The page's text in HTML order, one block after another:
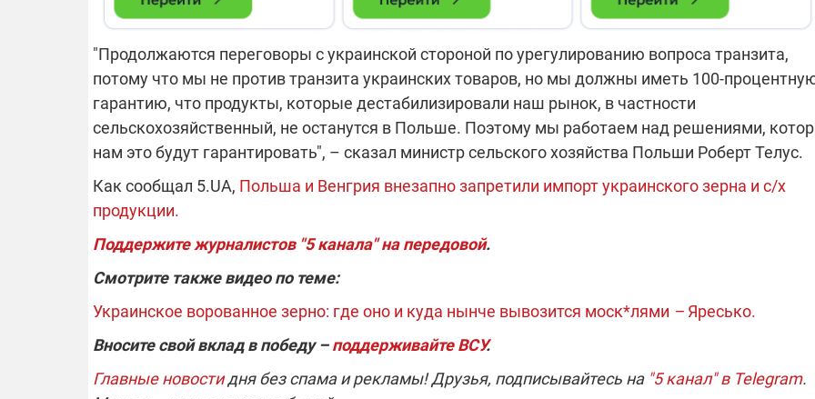
"Продолжаются переговоры с украинской стороной по урегулированию вопроса транзита,
потому что мы не против транзита украинских товаров, но мы должны иметь 100-
гарантию, что продукты, которые дестабилизировали наш рынок, в частности
сельскохозяйственный, не останутся в Польше. Поэтому мы работаем над решениями,
нам это будут гарантировать", – сказал министр сельского хозяйства Польши Роберт Телус.
Как сообщал 5.UA, Польша и Венгрия внезапно запретили импорт украинского зерна и с/х
продукции.
Поддержите журналистов "5 канала" на передовой.
Смотрите также видео по теме:
Украинское ворованное зерно: где оно и куда нынче вывозится моск*лями – Яресько.
Вносите свой вклад в победу –поддерживайте ВСУ.
Главные новостидня без спама и рекламы! Друзья, подписывайтесь на "5 канал" в Telegram.